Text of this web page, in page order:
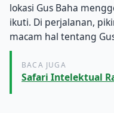
lokasi Gus Baha
ikuti. Di perjalanan,
macam hal tentang
BACA JUGA
Safari Intelektual